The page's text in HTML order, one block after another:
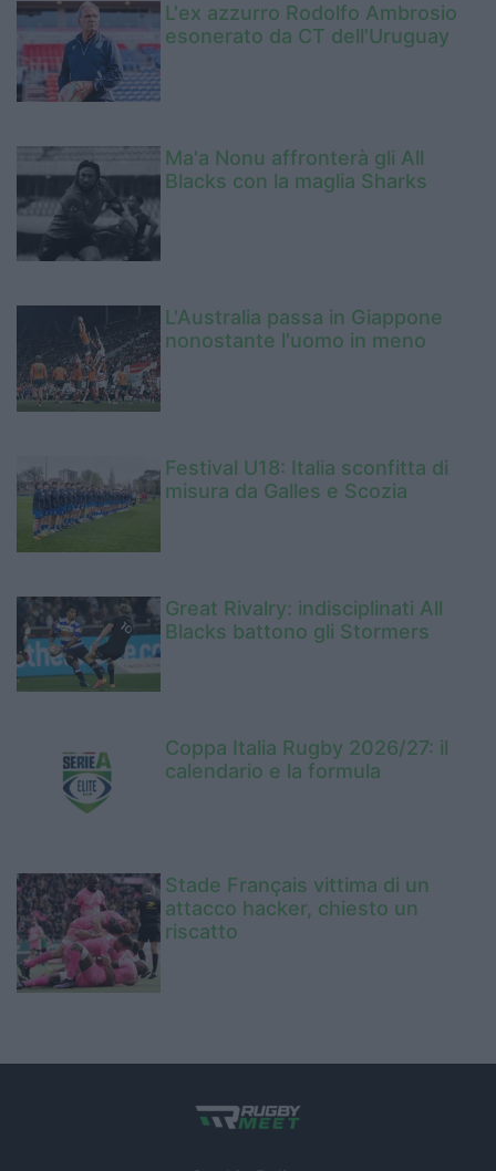
L'ex azzurro Rodolfo Ambrosio
esonerato da CT dell'Uruguay
Ma'a Nonu affronterà gli All
Blacks con la maglia Sharks
L'Australia passa in Giappone
nonostante l'uomo in meno
Festival U18: Italia sconfitta di
misura da Galles e Scozia
Great Rivalry: indisciplinati All
Blacks battono gli Stormers
Coppa Italia Rugby 2026/27: il
calendario e la formula
Stade Français vittima di un
attacco hacker, chiesto un
riscatto